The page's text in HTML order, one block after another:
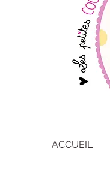
ACCUEIL